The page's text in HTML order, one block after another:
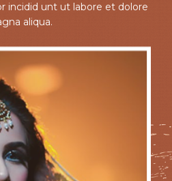
incidid unt ut labore et dolore
aliqua.